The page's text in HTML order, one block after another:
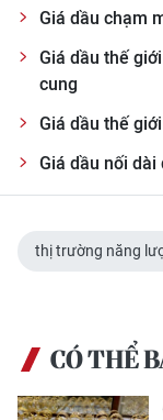
Giá dầu chạm
Giá dầu thế
cung
Giá dầu thế
Giá dầu nối
thị trường năng
CÓ THỂ